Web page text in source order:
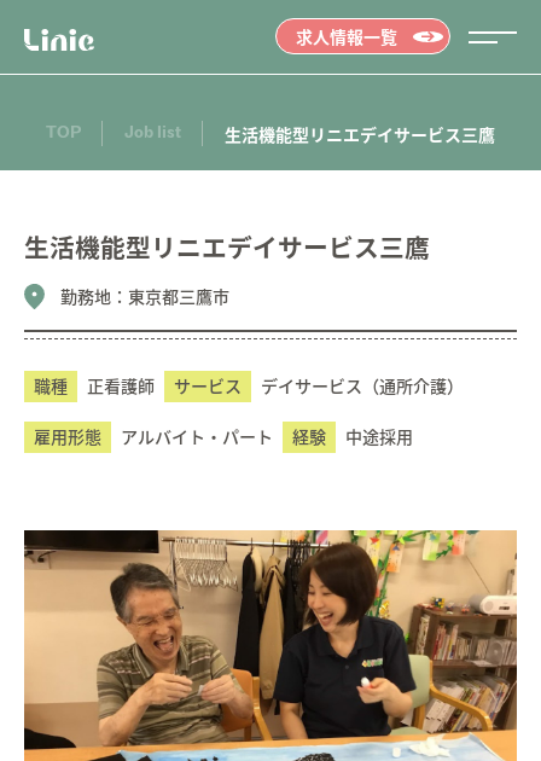
求人情報一覧
01. Message メッセージ
Job list 求人情報を探す
03. Interview インタビュー
TOP Job list 生活機能型リニエデイサービス三鷹
生活機能型リニエデイサービス三鷹
勤務地： 東京都三鷹市
職種 正看護師 サービス デイサービス（通所介護）
雇用形態 アルバイト・パート 経験 中途採用